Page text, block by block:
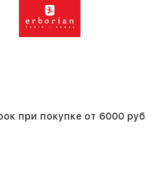
при покупке от 6000